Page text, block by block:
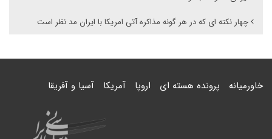
چهار نکته ای که در هر گونه مذاکره آتی امریکا با ایران مد نظر است
خاورمیانه پرونده هسته ای اروپا آمریکا آسیا و آفریقا